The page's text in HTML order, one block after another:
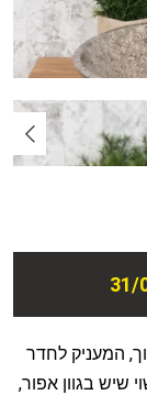
המעניק לחדר
שיש בגוון אפור,